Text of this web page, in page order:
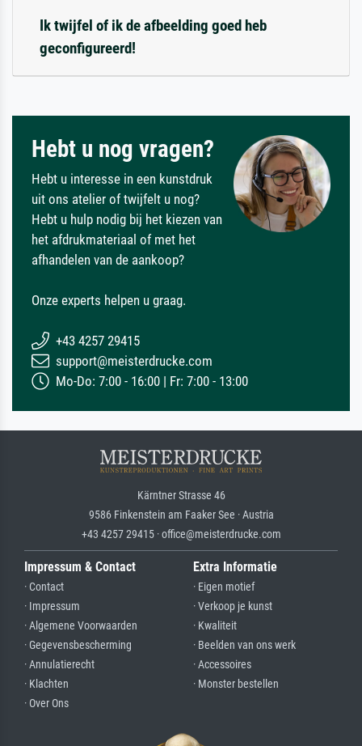
Ik twijfel of ik de afbeelding goed heb
geconfigureerd!
Hebt u nog vragen?
Hebt u interesse in een kunstdruk
uit ons atelier of twijfelt u nog?
Hebt u hulp nodig bij het kiezen van
het afdrukmateriaal of met het
afhandelen van de aankoop?
Onze experts helpen u graag.
+43 4257 29415
support@meisterdrucke.com
Mo-Do: 7:00 - 16:00 | Fr: 7:00 - 13:00
Kärntner Strasse 46
9586 Finkenstein am Faaker See · Austria
+43 4257 29415 · office@meisterdrucke.com
Impressum & Contact
· Contact
· Impressum
· Algemene Voorwaarden
· Gegevensbescherming
· Annulatierecht
· Klachten
· Over Ons
Extra Informatie
· Eigen motief
· Verkoop je kunst
· Kwaliteit
· Beelden van ons werk
· Accessoires
· Monster bestellen